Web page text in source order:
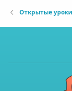
Открытые